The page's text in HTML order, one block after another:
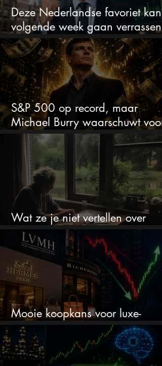
Deze Nederlandse favoriet kan
volgende week gaan verrassen
met de kwartaalcijfers
S&P 500 op record, maar
Michael Burry waarschuwt voor
crash zoals in 1987
Wat ze je niet vertellen over
erfbelasting
Mooie koopkans voor luxe-
aandelen door recente correctie?